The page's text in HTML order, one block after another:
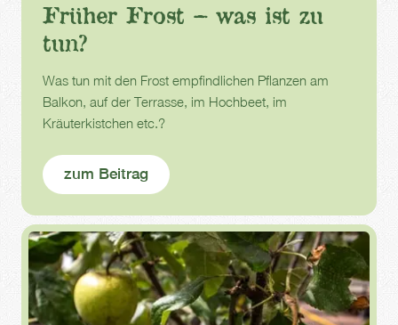
Früher Frost – was ist zu
tun?
Was tun mit den Frost empfindlichen Pflanzen am
Balkon, auf der Terrasse, im Hochbeet, im
Kräuterkistchen etc.?
zum Beitrag